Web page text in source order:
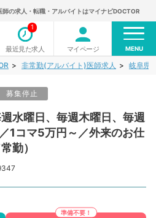
師の求人・転職・アルバイトはマイナビDOCTOR
最近見た求人
1
マイページ MENU
非常勤(アルバイト)医師求人 岐阜県
募集停止
水曜日、毎週木曜日、毎週
1コマ5万円～／外来のお仕
勤）